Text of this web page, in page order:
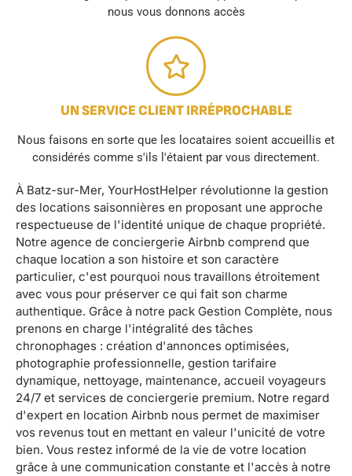
nous vous donnons accès
UN SERVICE CLIENT IRRÉPROCHABLE
Nous faisons en sorte que les locataires soient accueillis et
considérés comme s'ils l'étaient par vous directement.
À Batz-sur-Mer, YourHostHelper révolutionne la gestion
des locations saisonnières en proposant une approche
respectueuse de l'identité unique de chaque propriété.
Notre agence de conciergerie Airbnb comprend que
chaque location a son histoire et son caractère
particulier, c'est pourquoi nous travaillons étroitement
avec vous pour préserver ce qui fait son charme
authentique. Grâce à notre pack Gestion Complète, nous
prenons en charge l'intégralité des tâches
chronophages : création d'annonces optimisées,
photographie professionnelle, gestion tarifaire
dynamique, nettoyage, maintenance, accueil voyageurs
24/7 et services de conciergerie premium. Notre regard
d'expert en location Airbnb nous permet de maximiser
vos revenus tout en mettant en valeur l'unicité de votre
bien. Vous restez informé de la vie de votre location
grâce à une communication constante et l'accès à notre